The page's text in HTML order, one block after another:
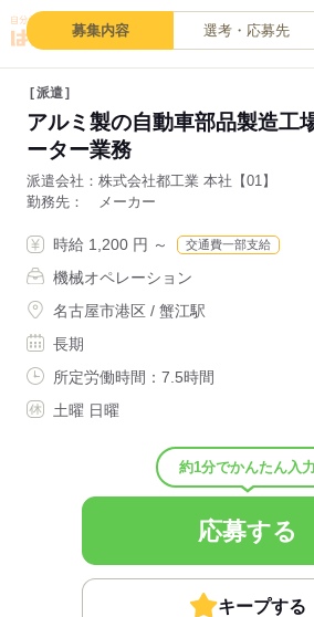
募集内容 選考・応募先
派遣
アルミ製の自動車部品製造工
ーター業務
派遣会社
株式会社都工業 本社【01】
勤務先
メーカー
時給 1,200 円 ～ 交通費一部支給
機械オペレーション
名古屋市港区 / 蟹江駅
長期
所定労働時間：7.5時間
土曜 日曜
約1分でかんたん入力
応募する
キープする